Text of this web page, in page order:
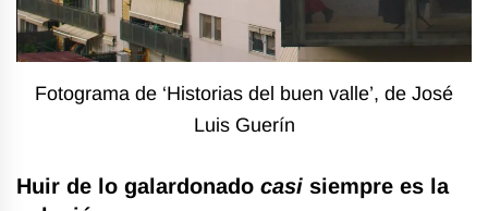
Fotograma de ‘Historias del buen valle’, de José
Luis Guerín
Huir de lo galardonado casi siempre es la